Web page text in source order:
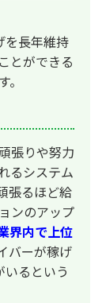
を長年維持
とができる
張りや努力
るシステム
張るほど給
ンのアップ
界内で上位
バーが稼げ
るという